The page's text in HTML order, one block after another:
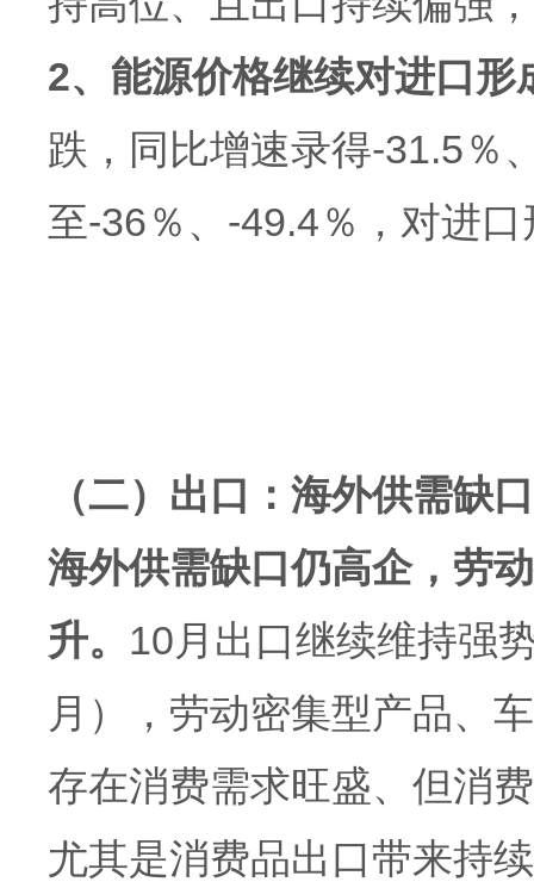
2、能源价格继续对进口形
跌，同比增速录得-31.5％
至-36％、-49.4％，对进
（二）出口：海外供需缺
海外供需缺口仍高企，劳
升。 10月出口继续维持强
月），劳动密集型产品、
存在消费需求旺盛、但消
尤其是消费品出口带来持